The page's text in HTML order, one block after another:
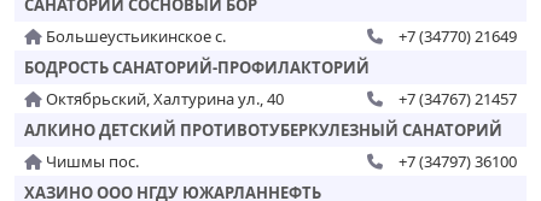
САНАТОРИЙ СОСНОВЫЙ БОР
Большеустьикинское с.
+7 (34770) 21649
БОДРОСТЬ САНАТОРИЙ-ПРОФИЛАКТОРИЙ
Октябрьский, Халтурина ул., 40
+7 (34767) 21457
АЛКИНО ДЕТСКИЙ ПРОТИВОТУБЕРКУЛЕЗНЫЙ САНАТОРИЙ
Чишмы пос.
+7 (34797) 36100
ХАЗИНО ООО НГДУ ЮЖАРЛАННЕФТЬ